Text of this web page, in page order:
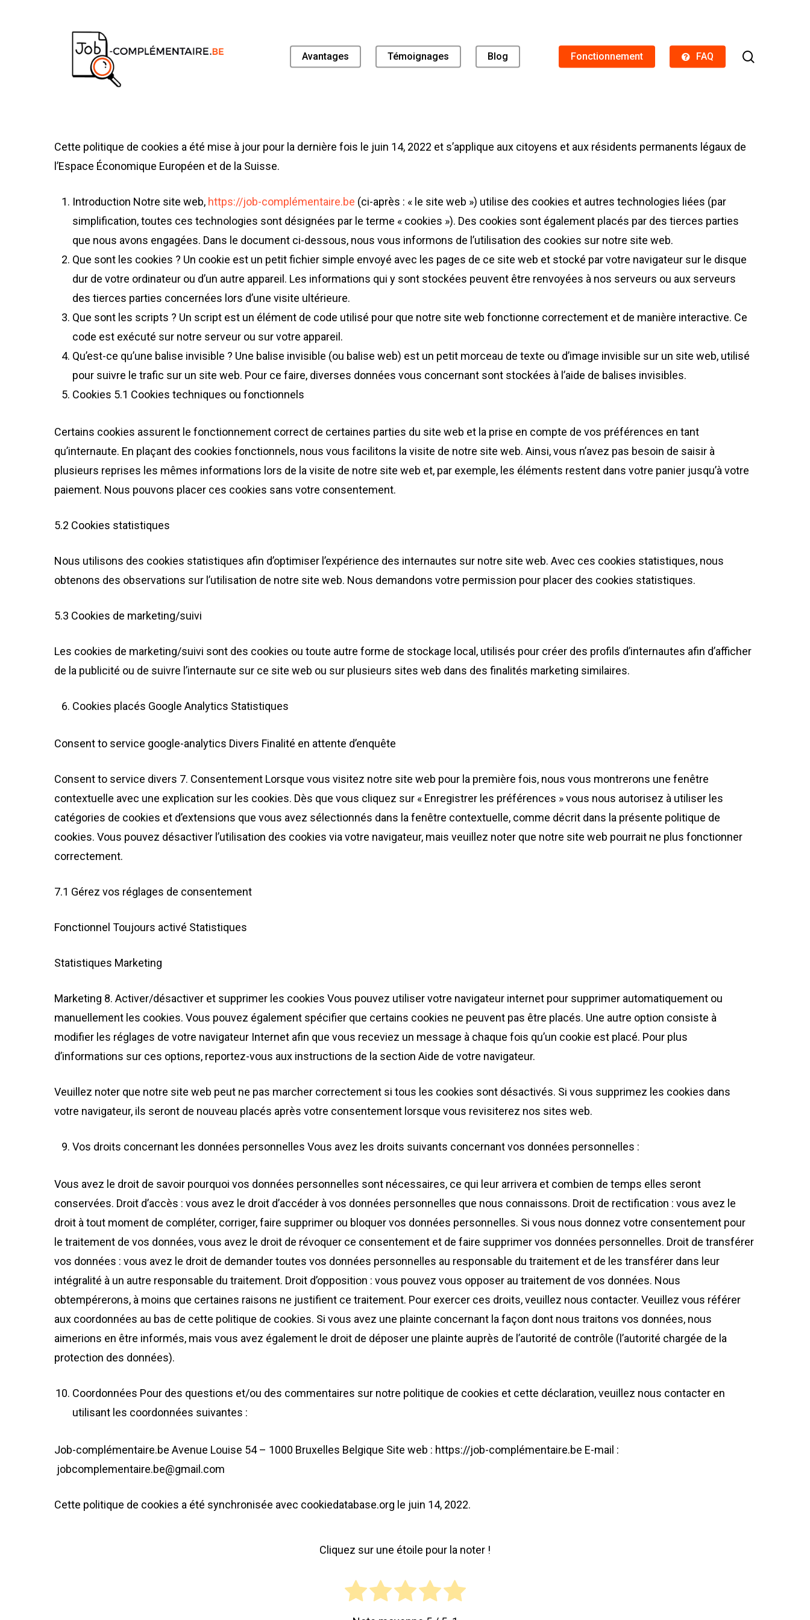
Avantages Témoignages Blog Fonctionnement FAQ
Cette politique de cookies a été mise à jour pour la dernière fois le juin 14, 2022 et s’applique aux citoyens et aux résidents permanents légaux de
l’Espace Économique Européen et de la Suisse.
Introduction Notre site web, https://job-complémentaire.be (ci-après : « le site web ») utilise des cookies et autres technologies liées (par
simplification, toutes ces technologies sont désignées par le terme « cookies »). Des cookies sont également placés par des tierces parties
que nous avons engagées. Dans le document ci-dessous, nous vous informons de l’utilisation des cookies sur notre site web.
Que sont les cookies ? Un cookie est un petit fichier simple envoyé avec les pages de ce site web et stocké par votre navigateur sur le disque
dur de votre ordinateur ou d’un autre appareil. Les informations qui y sont stockées peuvent être renvoyées à nos serveurs ou aux serveurs
des tierces parties concernées lors d’une visite ultérieure.
Que sont les scripts ? Un script est un élément de code utilisé pour que notre site web fonctionne correctement et de manière interactive. Ce
code est exécuté sur notre serveur ou sur votre appareil.
Qu’est-ce qu’une balise invisible ? Une balise invisible (ou balise web) est un petit morceau de texte ou d’image invisible sur un site web, utilisé
pour suivre le trafic sur un site web. Pour ce faire, diverses données vous concernant sont stockées à l’aide de balises invisibles.
Cookies 5.1 Cookies techniques ou fonctionnels
Certains cookies assurent le fonctionnement correct de certaines parties du site web et la prise en compte de vos préférences en tant
qu’internaute. En plaçant des cookies fonctionnels, nous vous facilitons la visite de notre site web. Ainsi, vous n’avez pas besoin de saisir à
plusieurs reprises les mêmes informations lors de la visite de notre site web et, par exemple, les éléments restent dans votre panier jusqu’à votre
paiement. Nous pouvons placer ces cookies sans votre consentement.
5.2 Cookies statistiques
Nous utilisons des cookies statistiques afin d’optimiser l’expérience des internautes sur notre site web. Avec ces cookies statistiques, nous
obtenons des observations sur l’utilisation de notre site web. Nous demandons votre permission pour placer des cookies statistiques.
5.3 Cookies de marketing/suivi
Les cookies de marketing/suivi sont des cookies ou toute autre forme de stockage local, utilisés pour créer des profils d’internautes afin d’afficher
de la publicité ou de suivre l’internaute sur ce site web ou sur plusieurs sites web dans des finalités marketing similaires.
Cookies placés Google Analytics Statistiques
Consent to service google-analytics Divers Finalité en attente d’enquête
Consent to service divers 7. Consentement Lorsque vous visitez notre site web pour la première fois, nous vous montrerons une fenêtre
contextuelle avec une explication sur les cookies. Dès que vous cliquez sur « Enregistrer les préférences » vous nous autorisez à utiliser les
catégories de cookies et d’extensions que vous avez sélectionnés dans la fenêtre contextuelle, comme décrit dans la présente politique de
cookies. Vous pouvez désactiver l’utilisation des cookies via votre navigateur, mais veuillez noter que notre site web pourrait ne plus fonctionner
correctement.
7.1 Gérez vos réglages de consentement
Fonctionnel Toujours activé Statistiques
Statistiques Marketing
Marketing 8. Activer/désactiver et supprimer les cookies Vous pouvez utiliser votre navigateur internet pour supprimer automatiquement ou
manuellement les cookies. Vous pouvez également spécifier que certains cookies ne peuvent pas être placés. Une autre option consiste à
modifier les réglages de votre navigateur Internet afin que vous receviez un message à chaque fois qu’un cookie est placé. Pour plus
d’informations sur ces options, reportez-vous aux instructions de la section Aide de votre navigateur.
Veuillez noter que notre site web peut ne pas marcher correctement si tous les cookies sont désactivés. Si vous supprimez les cookies dans
votre navigateur, ils seront de nouveau placés après votre consentement lorsque vous revisiterez nos sites web.
Vos droits concernant les données personnelles Vous avez les droits suivants concernant vos données personnelles :
Vous avez le droit de savoir pourquoi vos données personnelles sont nécessaires, ce qui leur arrivera et combien de temps elles seront
conservées. Droit d’accès : vous avez le droit d’accéder à vos données personnelles que nous connaissons. Droit de rectification : vous avez le
droit à tout moment de compléter, corriger, faire supprimer ou bloquer vos données personnelles. Si vous nous donnez votre consentement pour
le traitement de vos données, vous avez le droit de révoquer ce consentement et de faire supprimer vos données personnelles. Droit de transférer
vos données : vous avez le droit de demander toutes vos données personnelles au responsable du traitement et de les transférer dans leur
intégralité à un autre responsable du traitement. Droit d’opposition : vous pouvez vous opposer au traitement de vos données. Nous
obtempérerons, à moins que certaines raisons ne justifient ce traitement. Pour exercer ces droits, veuillez nous contacter. Veuillez vous référer
aux coordonnées au bas de cette politique de cookies. Si vous avez une plainte concernant la façon dont nous traitons vos données, nous
aimerions en être informés, mais vous avez également le droit de déposer une plainte auprès de l’autorité de contrôle (l’autorité chargée de la
protection des données).
Coordonnées Pour des questions et/ou des commentaires sur notre politique de cookies et cette déclaration, veuillez nous contacter en
utilisant les coordonnées suivantes :
Job-complémentaire.be Avenue Louise 54 – 1000 Bruxelles Belgique Site web : https://job-complémentaire.be E-mail :
jobcomplementaire.be@gmail.com
Cette politique de cookies a été synchronisée avec cookiedatabase.org le juin 14, 2022.
Cliquez sur une étoile pour la noter !